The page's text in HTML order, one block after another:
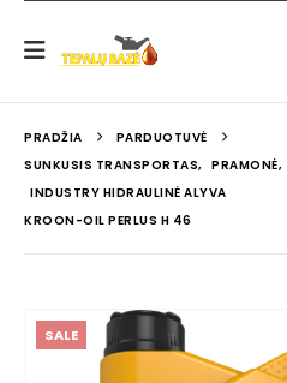
PRADŽIA
PARDUOTUVĖ
SUNKUSIS TRANSPORTAS, PRAMONĖ,
INDUSTRY HIDRAULINĖ ALYVA
KROON-OIL PERLUS H 46
SALE